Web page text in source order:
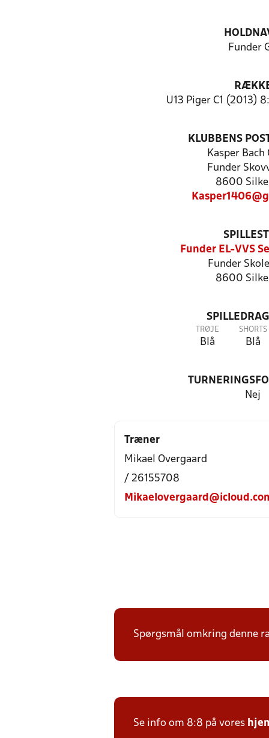
Funder
U13 Piger C1 (2013)
KLUBBENS
Kasper Bach
Funder
8600
Funder EL-VVS
Funder
8600
TRØJE
Blå
SHORTS
Blå
Nej
Træner
Mikael Overgaard
/ 26155708
Spørgsmål omkring denne
Se info om 8:8 på vores